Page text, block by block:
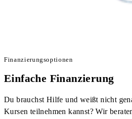
Finanzierungsoptionen
Einfache Finanzierung
Du brauchst Hilfe und weißt nicht
Kursen teilnehmen kannst? Wir